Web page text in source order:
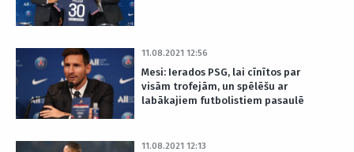
11.08.2021 12:56
Mesi: Ierados PSG, lai cīnītos par
visām trofejām, un spēlēšu ar
labākajiem futbolistiem pasaulē
11.08.2021 12:13